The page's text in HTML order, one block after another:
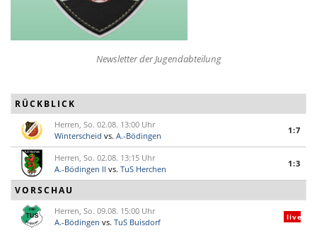
Newsletter der Jugendabteilung
RÜCKBLICK
Herren, So. 02.08. 13:00 Uhr
Winterscheid vs. A.-Bödingen
1:7
Herren, So. 02.08. 13:15 Uhr
A.-Bödingen II vs. TuS Herchen
1:3
VORSCHAU
Herren, So. 09.08. 15:00 Uhr
A.-Bödingen vs. TuS Buisdorf live